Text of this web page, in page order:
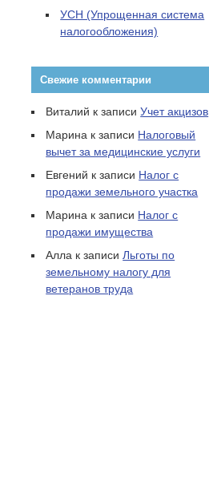
УСН (Упрощенная система
налогообложения)
Свежие комментарии
Виталий к записиУчет акцизов
Марина к записи Налоговый
вычет за медицинские услуги
Евгений к записи Налог с
продажи земельного участка
Марина к записи Налог с
продажи имущества
Алла к записи Льготы по
земельному налогу для
ветеранов труда